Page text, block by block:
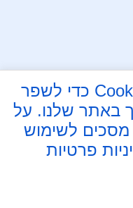
אנו משתמשים בקובצי Cookie כדי לשפר
באתר שלנו. על
מסכים לשימוש
פרטיות